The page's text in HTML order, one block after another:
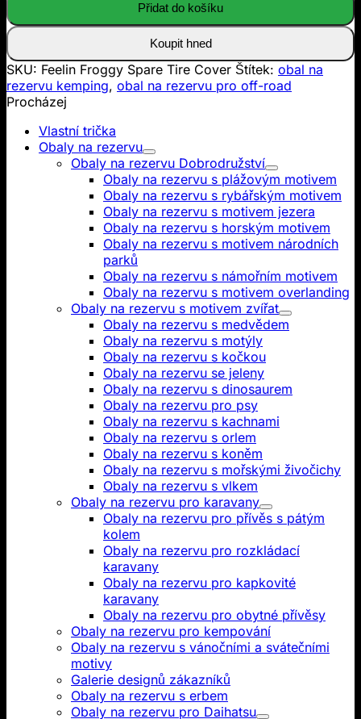
Přidat do košíku
Koupit hned
SKU: Feelin Froggy Spare Tire Cover Štítek: obal na
rezervu kemping, obal na rezervu pro off-road
Procházej
Vlastní trička
Obaly na rezervu
Obaly na rezervu Dobrodružství
Obaly na rezervu s plážovým motivem
Obaly na rezervu s rybářským motivem
Obaly na rezervu s motivem jezera
Obaly na rezervu s horským motivem
Obaly na rezervu s motivem národních
parků
Obaly na rezervu s námořním motivem
Obaly na rezervu s motivem overlanding
Obaly na rezervu s motivem zvířat
Obaly na rezervu s medvědem
Obaly na rezervu s motýly
Obaly na rezervu s kočkou
Obaly na rezervu se jeleny
Obaly na rezervu s dinosaurem
Obaly na rezervu pro psy
Obaly na rezervu s kachnami
Obaly na rezervu s orlem
Obaly na rezervu s koněm
Obaly na rezervu s mořskými živočichy
Obaly na rezervu s vlkem
Obaly na rezervu pro karavany
Obaly na rezervu pro přívěs s pátým
kolem
Obaly na rezervu pro rozkládací
karavany
Obaly na rezervu pro kapkovité
karavany
Obaly na rezervu pro obytné přívěsy
Obaly na rezervu pro kempování
Obaly na rezervu s vánočními a svátečními
motivy
Galerie designů zákazníků
Obaly na rezervu s erbem
Obaly na rezervu pro Daihatsu